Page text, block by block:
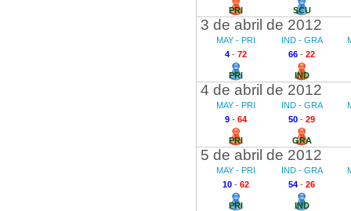
PRI SCU
3 de abril de 2012
MAY - PRI
4- 72
PRI
IND - GRA
66 - 22
IND
4 de abril de 2012
MAY - PRI
9- 64
PRI
IND - GRA
50 - 29
GRA
5 de abril de 2012
MAY - PRI
10- 62
PRI
IND - GRA
54 - 26
IND